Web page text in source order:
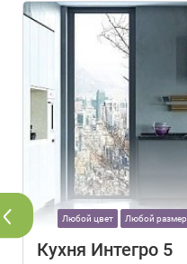
Любой цвет Любой размер
Кухня Интегро 5